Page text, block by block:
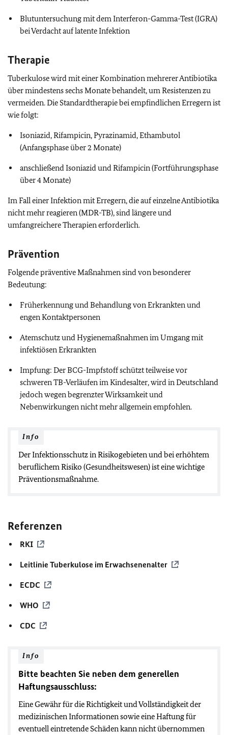
Blutuntersuchung mit dem Interferon-Gamma-Test (IGRA)
bei Verdacht auf latente Infektion
Therapie
Tuberkulose wird mit einer Kombination mehrerer Antibiotika
über mindestens sechs Monate behandelt, um Resistenzen zu
vermeiden. Die Standardtherapie bei empfindlichen Erregern ist
wie folgt:
Isoniazid, Rifampicin, Pyrazinamid, Ethambutol
(Anfangsphase über 2 Monate)
anschließend Isoniazid und Rifampicin (Fortführungsphase
über 4 Monate)
Im Fall einer Infektion mit Erregern, die auf einzelne Antibiotika
nicht mehr reagieren (MDR-TB), sind längere und
umfangreichere Therapien erforderlich.
Prävention
Folgende präventive Maßnahmen sind von besonderer
Bedeutung:
Früherkennung und Behandlung von Erkrankten und
engen Kontaktpersonen
Atemschutz und Hygienemaßnahmen im Umgang mit
infektiösen Erkrankten
Impfung: Der BCG-Impfstoff schützt teilweise vor
schweren TB-Verläufen im Kindesalter, wird in Deutschland
jedoch wegen begrenzter Wirksamkeit und
Nebenwirkungen nicht mehr allgemein empfohlen.
Info
Der Infektionsschutz in Risikogebieten und bei erhöhtem
beruflichem Risiko (Gesundheitswesen) ist eine wichtige
Präventionsmaßnahme.
Referenzen
RKI
Leitlinie Tuberkulose im Erwachsenenalter
ECDC
WHO
CDC
Info
Bitte beachten Sie neben dem generellen
Haftungsausschluss:
Eine Gewähr für die Richtigkeit und Vollständigkeit der
medizinischen Informationen sowie eine Haftung für
eventuell eintretende Schäden kann nicht übernommen